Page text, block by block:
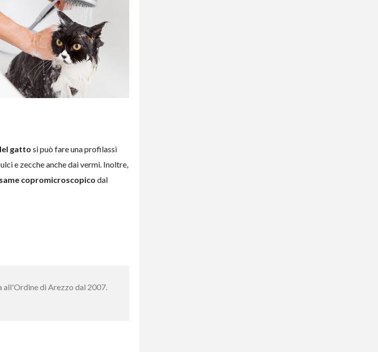
gatto si può fare una profilassi
e zecche anche dai vermi. Inoltre,
copromicroscopico dal
di Arezzo dal 2007.